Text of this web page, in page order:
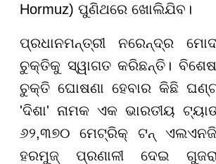
Hormuz) ପୁଣିଥରେ ଖୋଲିଯିବ।
ପ୍ରଧାନମନ୍ତ୍ରୀ ନରେନ୍ଦ୍ର
ଚୁକ୍ତିକୁ ସ୍ୱାଗତ କରିଛନ୍ତି।
ଚୁକ୍ତି ଘୋଷଣା ହେବାର କିଛି
'ଦିଶା' ନାମକ ଏକ ଭାରତୀୟ
୬୨,୩୭୦ ମେଟ୍ରିକ୍ ଟନ୍
ହରମୁଜ୍ ପ୍ରଣାଳୀ ଦେଇ